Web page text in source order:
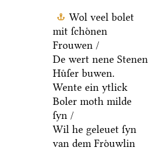
Wol veel bolet
mit ſchoͤnen
Frouwen /
De wert nene Stenen
Huͤſer buwen.
Wente ein ytlick
Boler moth milde
ſyn /
Wil he geleuet ſyn
van dem Froͤuwlin